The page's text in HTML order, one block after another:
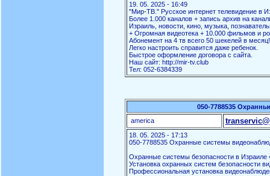
19. 05. 2025 - 16:49
"Мир-ТВ." Русское интернет телевидение в
Более 1.000 каналов + запись архив на
Израиль, новости, кино, музыка,
+ Огромная видеотека + 10.000 фильмов и
Абонемент на 4 тв всего 50 шекелей в месяц!
Легко настроить справится даже ребенок.
Быстрое оформление договора с сайта.
Наш сайт: http://mir-tv.club
Тел: 052-6384339
050-7788535
america
18. 05. 2025 - 17:13
050-7788535 Охранные системы
Охранные системы безопасности в Израиле
Установка охранных систем безопасности
Профессиональная установка